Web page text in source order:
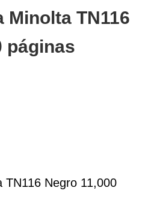
Minolta TN116
páginas
TN116 Negro 11,000